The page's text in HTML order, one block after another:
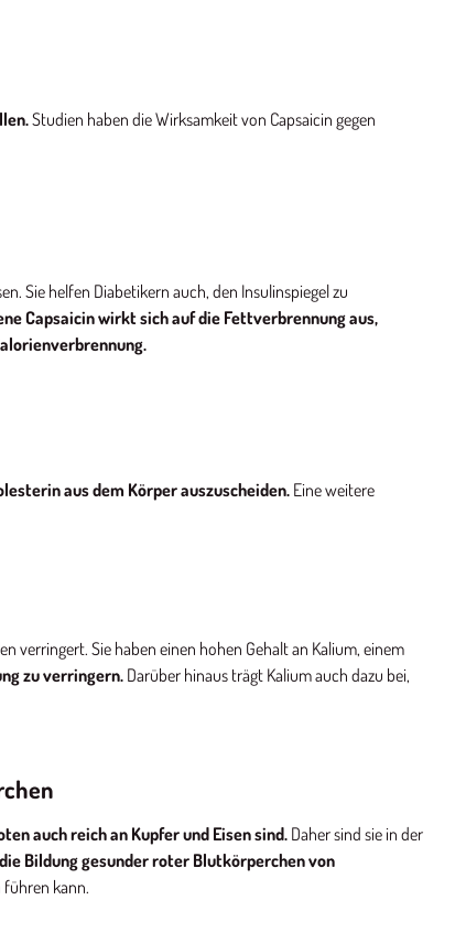
Studien haben die Wirksamkeit von Capsaicin gegen
Sie helfen Diabetikern auch, den Insulinspiegel zu
Capsaicin wirkt sich auf die Fettverbrennung aus,
aus dem Körper auszuscheiden.Eine weitere
verringert. Sie haben einen hohen Gehalt an Kalium, einem
zu verringern.Darüber hinaus trägt Kalium auch dazu bei,
auch reich an Kupfer und Eisen sind.Daher sind sie in der
die Bildung gesunder roter Blutkörperchen von
führen kann.